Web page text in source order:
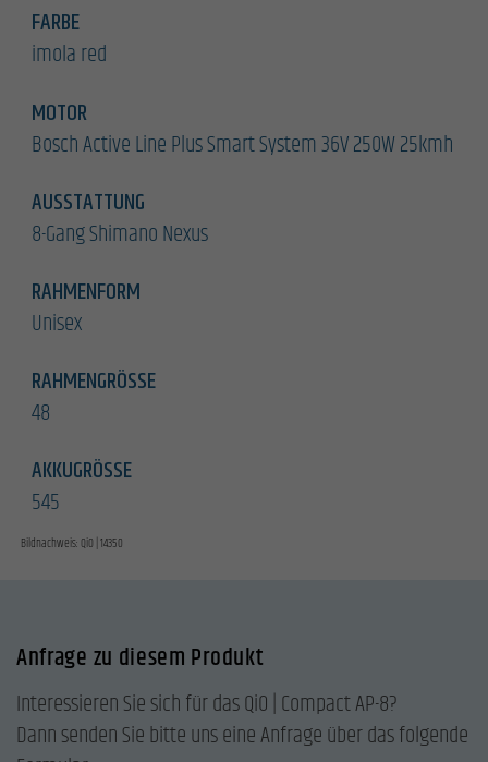
FARBE
imola red
MOTOR
Bosch Active Line Plus Smart System 36V 250W 25kmh
AUSSTATTUNG
8-Gang Shimano Nexus
RAHMENFORM
Unisex
RAHMENGRÖSSE
48
AKKUGRÖSSE
545
Bildnachweis: QiO | 14350
Anfrage zu diesem Produkt
Interessieren Sie sich für das QiO | Compact AP-8?
Dann senden Sie bitte uns eine Anfrage über das folgende